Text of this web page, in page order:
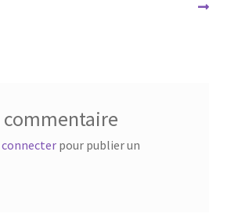
commentaire
connecterpour publier un